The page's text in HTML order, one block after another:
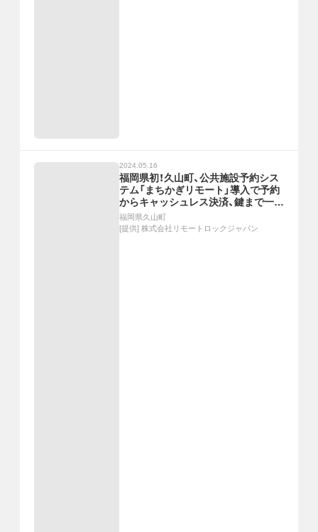
2024.05.16
福岡県初！久山町、公共施設予約シス
テム「まちかぎリモート」導入で予約
からキャッシュレス決済、鍵まで一元
管理しＤＸ化を推進〜デジ田交付金
活用で学校体育施設や社会体育施設
福岡県久山町
[提供] 株式会社リモートロックジャパン